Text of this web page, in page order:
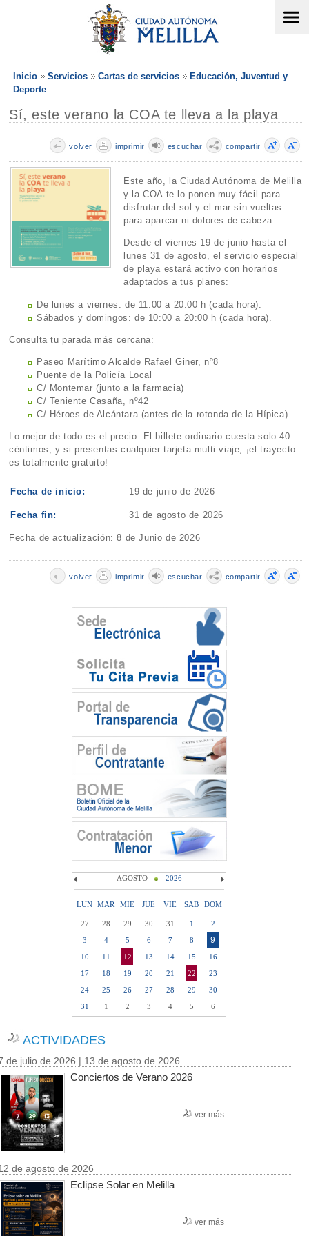
Inicio Servicios Cartas de servicios
Educación, Juventud y
Deporte
Sí, este verano la COA te lleva a la playa
compartir
escuchar
imprimir
volver
Este año, la Ciudad Autónoma de Melilla
y la COA te lo ponen muy fácil para
disfrutar del sol y el mar sin vueltas
para aparcar ni dolores de cabeza.
Desde el viernes 19 de junio hasta el
lunes 31 de agosto, el servicio especial
de playa estará activo con horarios
adaptados a tus planes:
De lunes a viernes: de 11:00 a 20:00 h (cada hora).
Sábados y domingos: de 10:00 a 20:00 h (cada hora).
Consulta tu parada más cercana:
Paseo Marítimo Alcalde Rafael Giner, nº8
Puente de la Policía Local
C/ Montemar (junto a la farmacia)
C/ Teniente Casaña, nº42
C/ Héroes de Alcántara (antes de la rotonda de la Hípica)
Lo mejor de todo es el precio: El billete ordinario cuesta solo 40
céntimos, y si presentas cualquier tarjeta multi viaje, ¡el trayecto
es totalmente gratuito!
Fecha de inicio: 19 de junio de 2026
Fecha fin: 31 de agosto de 2026
Fecha de actualización: 8 de Junio de 2026
compartir
escuchar
imprimir
volver
AGOSTO 2026
LUN MAR MIE JUE VIE SAB DOM
27 28 29 30 31 1
2
3
4 5 6 7 8 9
10 11 12 13 14 15
16
17
18 19 20 21 22
23
24
25 26 27 28 29
30
31
1 2 3 4 5 6
ACTIVIDADES
de julio de 2026 | 13 de agosto de 2026
Conciertos de Verano 2026
ver más
de agosto de 2026
Eclipse Solar en Melilla
ver más